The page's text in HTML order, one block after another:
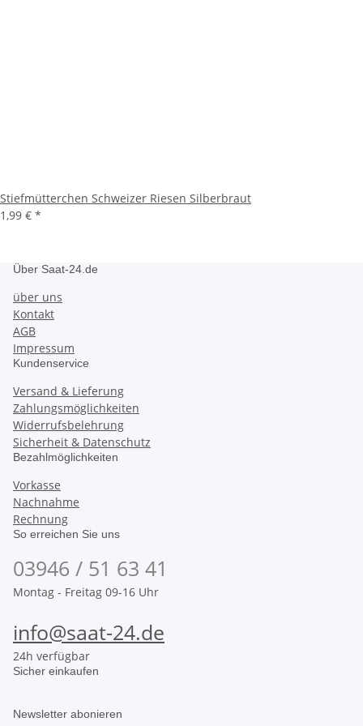
Stiefmütterchen Schweizer Riesen Silberbraut
1,99 € *
Über Saat-24.de
über uns
Kontakt
AGB
Impressum
Kundenservice
Versand & Lieferung
Zahlungsmöglichkeiten
Widerrufsbelehrung
Sicherheit & Datenschutz
Bezahlmöglichkeiten
Vorkasse
Nachnahme
Rechnung
So erreichen Sie uns
03946 / 51 63 41
Montag - Freitag 09-16 Uhr
info@saat-24.de
24h verfügbar
Sicher einkaufen
Newsletter abonieren